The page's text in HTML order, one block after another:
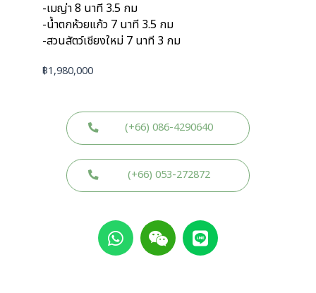
-เมญ่า 8 นาที 3.5 กม
-น้ำตกห้วยแก้ว 7 นาที 3.5 กม
-สวนสัตว์เชียงใหม่ 7 นาที 3 กม
฿1,980,000
(+66) 086-4290640
(+66) 053-272872
W
h
a
W
e
i
L
i
n